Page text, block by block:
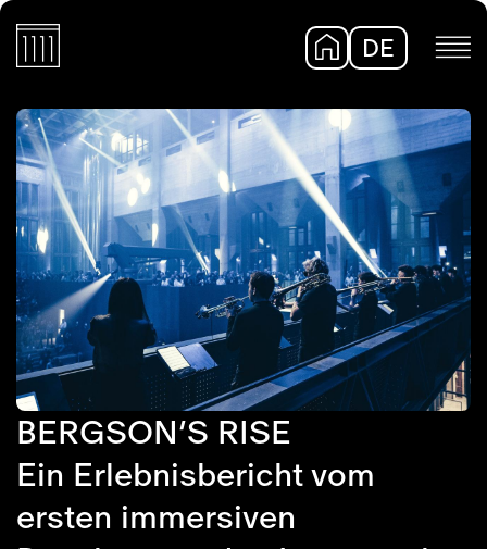
DE
BERGSON’S RISE
Ein Erlebnisbericht vom
ersten immersiven